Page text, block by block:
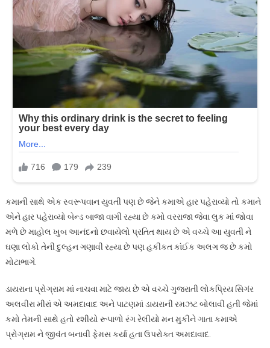
કમાની સાથે એક સ્વરૂપવાન યુવતી પણ છે જેને કમાએ હાર પહેરાવ્યો તો કમાને
એને હાર પહેરાવ્યો બેન્ડ બાજા વાગી રહ્યા છે કમો વરરાજા જેવા લુક માં જોવા
મળે છે માહોલ ખુબ આનંદનો છવાયેલો પ્રતિત થાય છે એ વચ્ચે આ યુવતી ને
ઘણા લોકો તેની દુલ્હન ગણાવી રહ્યા છે પણ હકીકત કાંઈક અલગ જ છે કમો
મોટાભાગે.
ડાયરાના પ્રોગ્રામ માં નાચવા માટે જાય છે એ વચ્ચે ગુજરાતી લોકપ્રિય સિગંર
અલવીરા મીરાં એ અમદાવાદ અને પાટણમાં ડાયરાની રમઝટ બોલાવી હતી જેમાં
કમો તેમની સાથે હતો રશીયો રૂપાળો રંગ રેલીયો મન મુકીને ગાતા કમાએ
પ્રોગ્રામ ને જીવંત બનાવી ફેમસ કર્યા હતા ઉપરોક્ત અમદાવાદ.